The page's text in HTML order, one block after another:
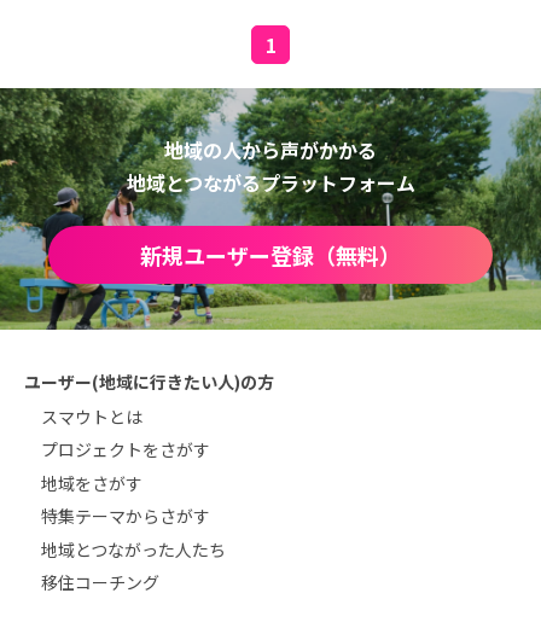
1
地域の人から声がかかる
地域とつながるプラットフォーム
新規ユーザー登録（無料）
ユーザー(地域に行きたい人)の方
スマウトとは
プロジェクトをさがす
地域をさがす
特集テーマからさがす
地域とつながった人たち
移住コーチング